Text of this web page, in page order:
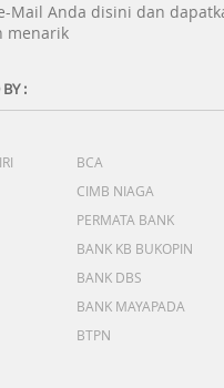
Mail Anda disini dan
menarik
:
BCA
CIMB NIAGA
PERMATA BANK
BANK KB BUKOPIN
BANK DBS
BANK MAYAPADA
BTPN